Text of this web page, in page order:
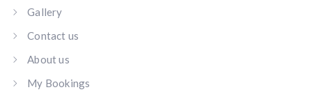
Gallery
Contact us
About us
My Bookings